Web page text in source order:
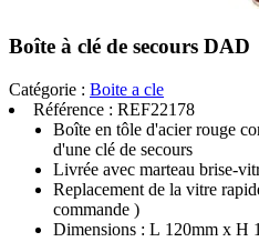
Boîte à clé de secours DAD
Catégorie : Boite a cle
Référence : REF22178
Boîte en tôle d'acier rouge
d'une clé de secours
Livrée avec marteau brise-
Replacement de la vitre
commande )
Dimensions : L 120mm x H